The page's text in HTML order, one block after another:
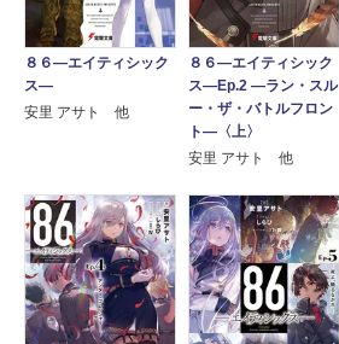
８６―エイティシック
ス―
安里 アサト 他
８６―エイティシック
ス―Ep.2 ―ラン・スル
ー・ザ・バトルフロン
ト―〈上〉
安里 アサト 他